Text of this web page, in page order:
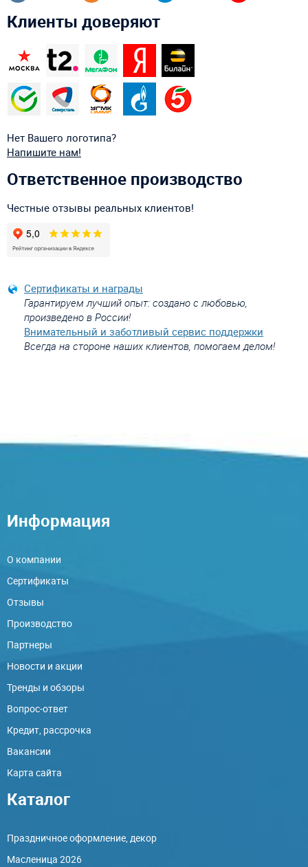
Клиенты доверяют
Нет Вашего логотипа?
Напишите нам!
Ответственное производство
Честные отзывы реальных клиентов!
Сертификаты и награды
Гарантируем лучший опыт: создано с любовью,
произведено в России!
Внимательный и заботливый сервис поддержки
Всегда на стороне наших клиентов, помогаем делом!
Информация
О компании
Сертификаты
Отзывы
Производство
Партнеры
Новости и акции
Тренды и обзоры
Вопрос-ответ
Кредит, рассрочка
Вакансии
Карта сайта
Каталог
Праздничное оформление, декор
Масленица 2026